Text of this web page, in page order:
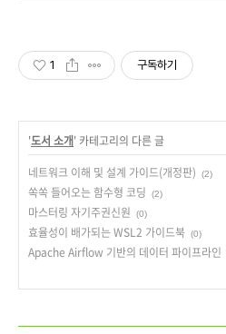
1 구독하기
'도서 소개' 카테고리의 다른 글
네트워크 이해 및 설계 가이드(개정판)
(2)
쏙쏙 들어오는 함수형 코딩 (2)
마스터링 자기주권신원 (0)
효율성이 배가되는 WSL2 가이드북 (0)
Apache Airflow 기반의 데이터 파이프라인